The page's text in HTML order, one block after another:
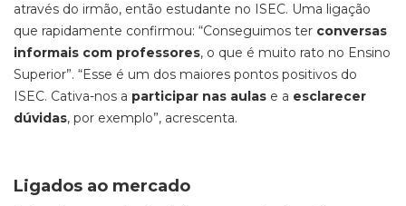
através do irmão, então estudante no ISEC. Uma ligação
que rapidamente confirmou: “Conseguimos ter conversas
informais com professores, o que é muito rato no Ensino
Superior”. “Esse é um dos maiores pontos positivos do
ISEC. Cativa-nos a participar nas aulas e a esclarecer
dúvidas, por exemplo”, acrescenta.
Ligados ao mercado